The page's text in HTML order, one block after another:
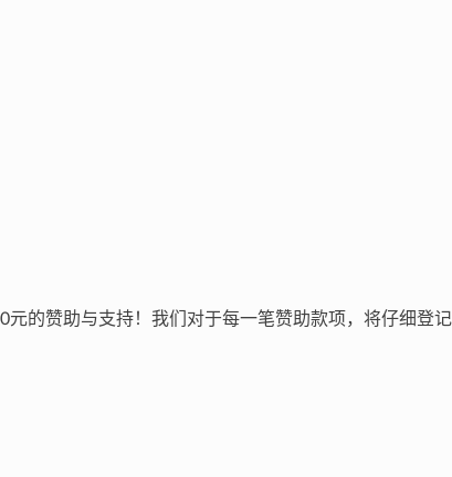
的赞助与支持！我们对于每一笔赞助款项，将仔细登记